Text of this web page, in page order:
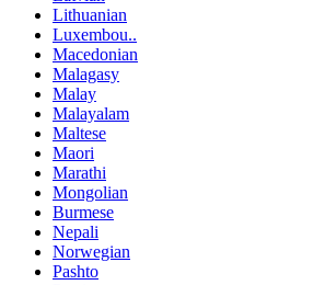
Lithuanian
Luxembou..
Macedonian
Malagasy
Malay
Malayalam
Maltese
Maori
Marathi
Mongolian
Burmese
Nepali
Norwegian
Pashto